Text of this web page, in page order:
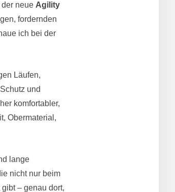
neue Agility
fordernden
ich bei der
Läufen,
und
komfortabler,
Obermaterial,
lange
nicht nur beim
– genau dort,